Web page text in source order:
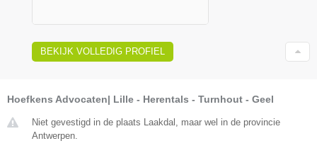
BEKIJK VOLLEDIG PROFIEL
Hoefkens Advocaten| Lille - Herentals - Turnhout - Geel
Niet gevestigd in de plaats Laakdal, maar wel in de provincie
Antwerpen.